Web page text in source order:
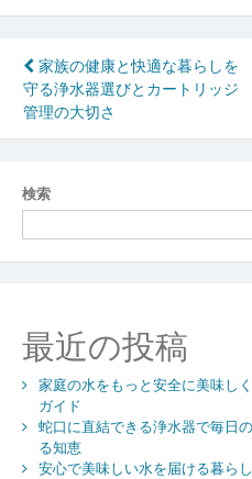
投
稿
ナ
ビ
ゲ
ー
ョ
ン
家族の健康と快適な暮らしを
守る浄水器選びとカートリッジ
管理の大切さ
検索
最近の投稿
家庭の水をもっと安全に美味し
ガイド
蛇口に直結できる浄水器で毎日
る知恵
安心で美味しい水を届ける暮ら